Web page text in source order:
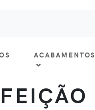
ACABAMENTOS